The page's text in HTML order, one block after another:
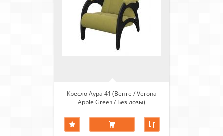
Кресло Аура 41 (Венге / Verona
Apple Green / Без лозы)